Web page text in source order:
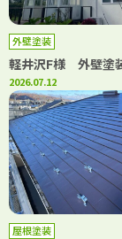
外壁塗装
軽井沢F様 外壁塗
2026.07.12
屋根塗装